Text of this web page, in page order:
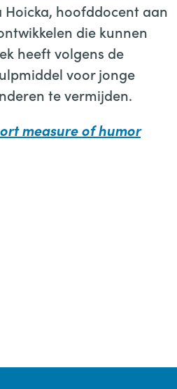
Hoicka, hoofddocent aan
die kunnen
heeft volgens de
voor jonge
te vermijden.
measure of humor